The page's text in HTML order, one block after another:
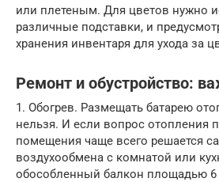
или плетеным. Для цветов нужно
различные подставки, и
хранения инвентаря для ухода за
Ремонт и обустройство:
1. Обогрев. Размещать батарею
нельзя. И если вопрос отопления
помещения чаще всего решается
воздухообмена с комнатой или
обособленный балкон площадью 6